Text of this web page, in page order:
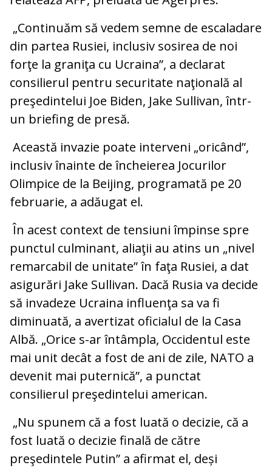
„Continuăm să vedem semne de escaladare
din partea Rusiei, inclusiv sosirea de noi
forţe la graniţa cu Ucraina”, a declarat
consilierul pentru securitate naţională al
preşedintelui Joe Biden, Jake Sullivan, într-
un briefing de presă.
Această invazie poate interveni „oricând”,
inclusiv înainte de încheierea Jocurilor
Olimpice de la Beijing, programată pe 20
februarie, a adăugat el.
În acest context de tensiuni împinse spre
punctul culminant, aliaţii au atins un „nivel
remarcabil de unitate” în faţa Rusiei, a dat
asigurări Jake Sullivan. Dacă Rusia va decide
să invadeze Ucraina influenţa sa va fi
diminuată, a avertizat oficialul de la Casa
Albă. „Orice s-ar întâmpla, Occidentul este
mai unit decât a fost de ani de zile, NATO a
devenit mai puternică”, a punctat
consilierul preşedintelui american.
„Nu spunem că a fost luată o decizie, că a
fost luată o decizie finală de către
preşedintele Putin” a afirmat el, deși